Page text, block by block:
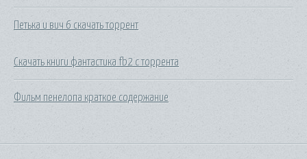
Петька и вич 6 скачать торрент
Скачать книги фантастика fb2 с торрента
Фильм пенелопа краткое содержание